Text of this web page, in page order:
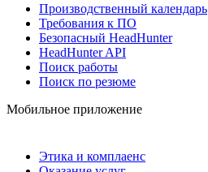
Производственный календарь
Требования к ПО
Безопасный HeadHunter
HeadHunter API
Поиск работы
Поиск по резюме
Мобильное приложение
Этика и комплаенс